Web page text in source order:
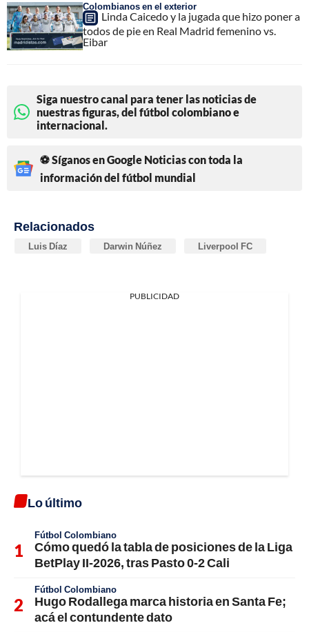
Colombianos en el exterior
Linda Caicedo y la jugada que hizo poner a
todos de pie en Real Madrid femenino vs.
Eibar
Siga nuestro canal para tener las noticias de
nuestras figuras, del fútbol colombiano e
internacional.
⚽ Síganos en Google Noticias con toda la
información del fútbol mundial
Relacionados
Luis Díaz Darwin Núñez Liverpool FC
PUBLICIDAD
Lo último
Fútbol Colombiano
Cómo quedó la tabla de posiciones de la Liga
BetPlay II-2026, tras Pasto 0-2 Cali
Fútbol Colombiano
Hugo Rodallega marca historia en Santa Fe;
acá el contundente dato